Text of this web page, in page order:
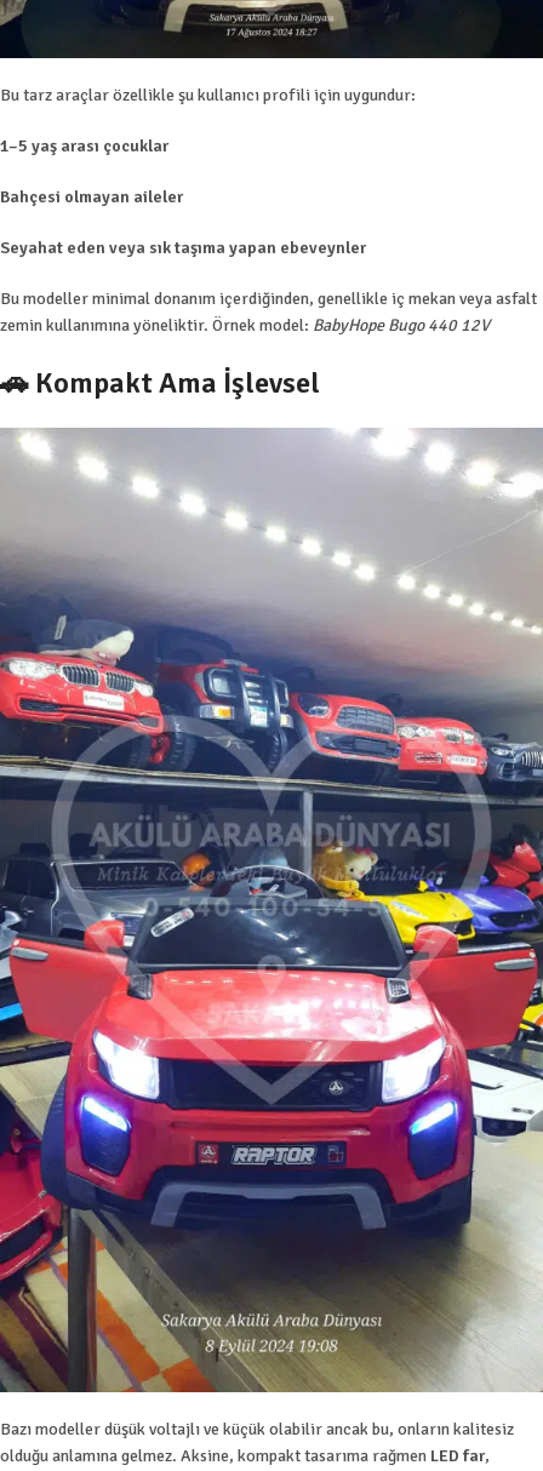
Bu tarz araçlar özellikle şu kullanıcı profili için uygundur:
1–5 yaş arası çocuklar
Bahçesi olmayan aileler
Seyahat eden veya sık taşıma yapan ebeveynler
Bu modeller minimal donanım içerdiğinden, genellikle iç mekan veya asfalt
zemin kullanımına yöneliktir. Örnek model: BabyHope Bugo 440 12V
🚗 Kompakt Ama İşlevsel
Bazı modeller düşük voltajlı ve küçük olabilir ancak bu, onların kalitesiz
olduğu anlamına gelmez. Aksine, kompakt tasarıma rağmen LED far,